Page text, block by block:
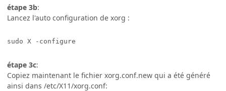
étape 3b:
Lancez l'auto configuration de xorg :
sudo X -configure
étape 3c:
Copiez maintenant le fichier xorg.conf.new qui a été généré
ainsi dans /etc/X11/xorg.conf: